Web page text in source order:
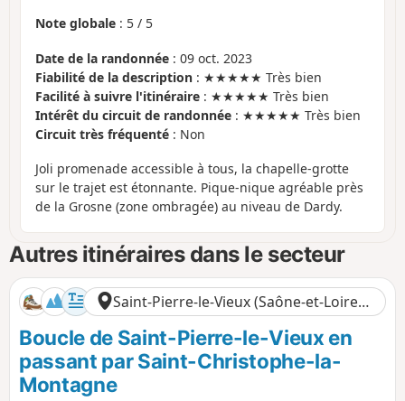
Note globale : 5 / 5
Date de la randonnée : 09 oct. 2023
Fiabilité de la description : ★★★★★ Très bien
Facilité à suivre l'itinéraire : ★★★★★ Très bien
Intérêt du circuit de randonnée : ★★★★★ Très bien
Circuit très fréquenté : Non
Joli promenade accessible à tous, la chapelle-grotte
sur le trajet est étonnante. Pique-nique agréable près
de la Grosne (zone ombragée) au niveau de Dardy.
Autres itinéraires dans le secteur
Saint-Pierre-le-Vieux (Saône-et-Loire) •
Saône-et-Loire
Boucle de Saint-Pierre-le-Vieux en
passant par Saint-Christophe-la-
Montagne